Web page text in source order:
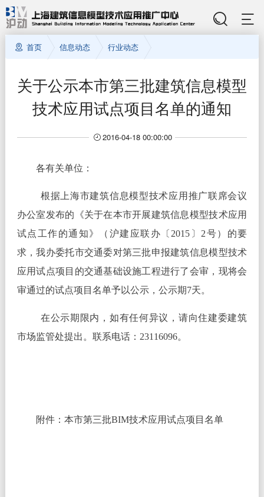
首页 信息动态 行业动态
关于公示本市第三批建筑信息模型
技术应用试点项目名单的通知
2016-04-18 00:00:00
各有关单位：
根据上海市建筑信息模型技术应用推广联席会议
办公室发布的《关于在本市开展建筑信息模型技术应用
试点工作的通知》（沪建应联办〔2015〕2号）的要
求，我办委托市交通委对第三批申报建筑信息模型技术
应用试点项目的交通基础设施工程进行了会审，现将会
审通过的试点项目名单予以公示，公示期7天。
在公示期限内，如有任何异议，请向住建委建筑
市场监管处提出。联系电话：23116096。
附件：本市第三批BIM技术应用试点项目名单